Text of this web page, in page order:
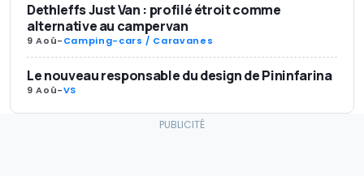
Dethleffs Just Van : profilé étroit comme
alternative au campervan
9 Aoû-Camping-cars / Caravanes
Le nouveau responsable du design de Pininfarina
9 Aoû-VS